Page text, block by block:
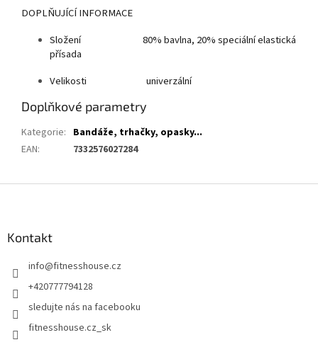
DOPLŇUJÍCÍ INFORMACE
Složení 80% bavlna, 20% speciální elastická
přísada
Velikosti univerzální
Doplňkové parametry
Kategorie: Bandáže, trhačky, opasky...
EAN: 7332576027284
Kontakt
info@fitnesshouse.cz
+420777794128
sledujte nás na facebooku
fitnesshouse.cz_sk